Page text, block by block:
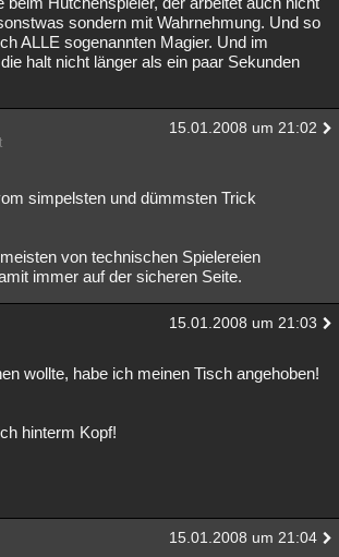
sondern mit Wahrnehmung. Und so
ALLE sogenannten Magier. Und im
halt nicht länger als ein paar Sekunden
15.01.2008 um 21:02
simpelsten und dümmsten Trick
von technischen Spielereien
immer auf der sicheren Seite.
15.01.2008 um 21:03
wollte, habe ich meinen Tisch angehoben!
hinterm Kopf!
15.01.2008 um 21:04